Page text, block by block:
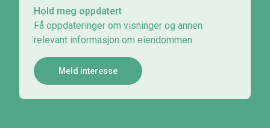
Hold meg oppdatert
Få oppdateringer om visninger og annen
relevant informasjon om eiendommen
Meld interesse